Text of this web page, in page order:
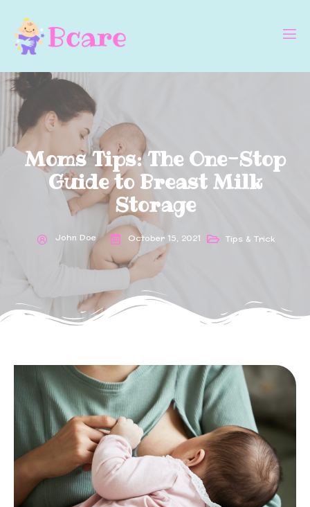
Moms Tips: The One-Stop
Guide to Breast Milk
Storage
John Doe October 15, 2021 Tips & Trick